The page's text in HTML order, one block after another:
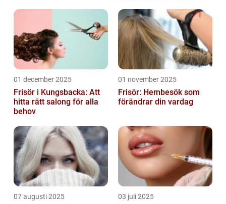
01 december 2025
Frisör i Kungsbacka: Att
hitta rätt salong för alla
behov
01 november 2025
Frisör: Hembesök som
förändrar din vardag
07 augusti 2025 03 juli 2025